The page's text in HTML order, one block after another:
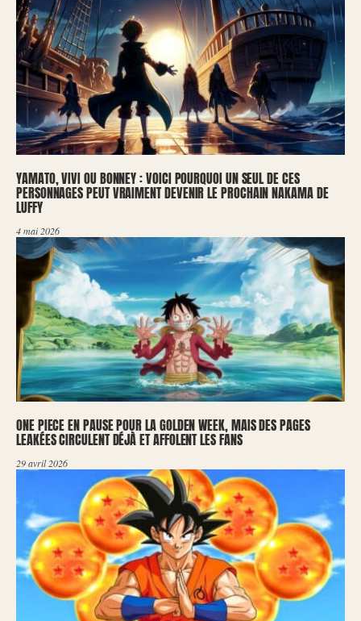
YAMATO, VIVI OU BONNEY : VOICI POURQUOI UN SEUL DE CES
PERSONNAGES PEUT VRAIMENT DEVENIR LE PROCHAIN NAKAMA DE
LUFFY
4 mai 2026
ONE PIECE EN PAUSE POUR LA GOLDEN WEEK, MAIS DES PAGES
LEAKÉES CIRCULENT DÉJÀ ET AFFOLENT LES FANS
29 avril 2026